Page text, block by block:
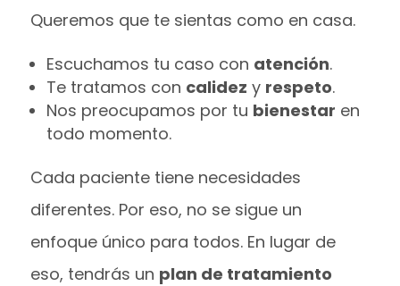
Queremos que te sientas como en casa.
Escuchamos tu caso con atención.
Te tratamos con calidez y respeto.
Nos preocupamos por tu bienestar en
todo momento.
Cada paciente tiene necesidades
diferentes. Por eso, no se sigue un
enfoque único para todos. En lugar de
eso, tendrás un plan de tratamiento